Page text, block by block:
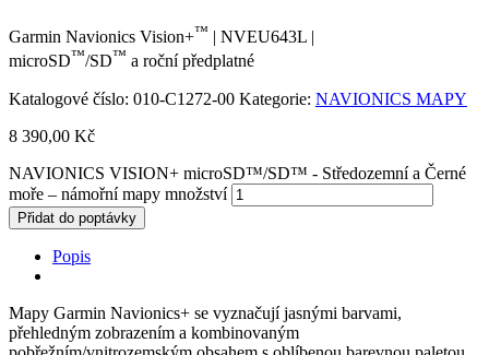
Garmin Navionics Vision+™ | NVEU643L |
microSD™/SD™ a roční předplatné
Katalogové číslo: 010-C1272-00 Kategorie: NAVIONICS MAPY
8 390,00 Kč
NAVIONICS VISION+ microSD™/SD™ - Středozemní a Černé
moře – námořní mapy množství
Přidat do poptávky
Popis
Mapy Garmin Navionics+ se vyznačují jasnými barvami,
přehledným zobrazením a kombinovaným